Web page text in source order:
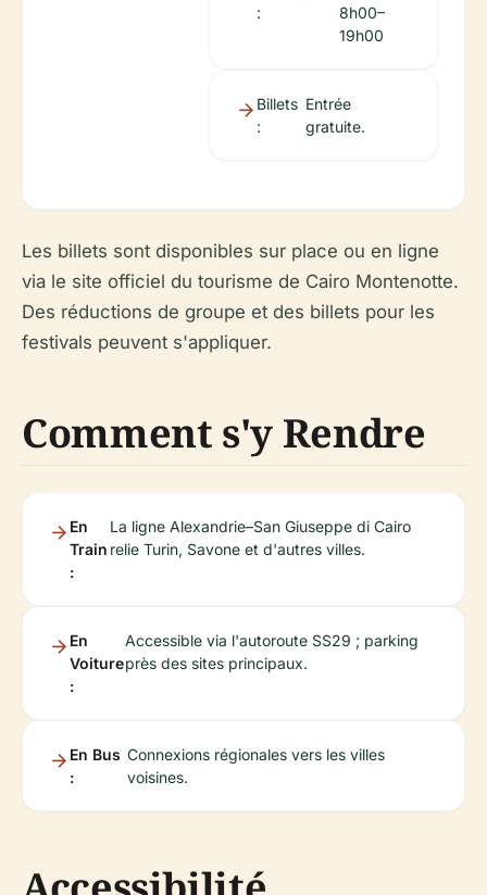
:
8h00–
19h00
Billets
:
Entrée
gratuite.
Les billets sont disponibles sur place ou en ligne
via le site officiel du tourisme de Cairo Montenotte.
Des réductions de groupe et des billets pour les
festivals peuvent s'appliquer.
Comment s'y Rendre
En
Train
:
La ligne Alexandrie–San Giuseppe di Cairo
relie Turin, Savone et d'autres villes.
En
Voiture
:
Accessible via l'autoroute SS29 ; parking
près des sites principaux.
En Bus
:
Connexions régionales vers les villes
voisines.